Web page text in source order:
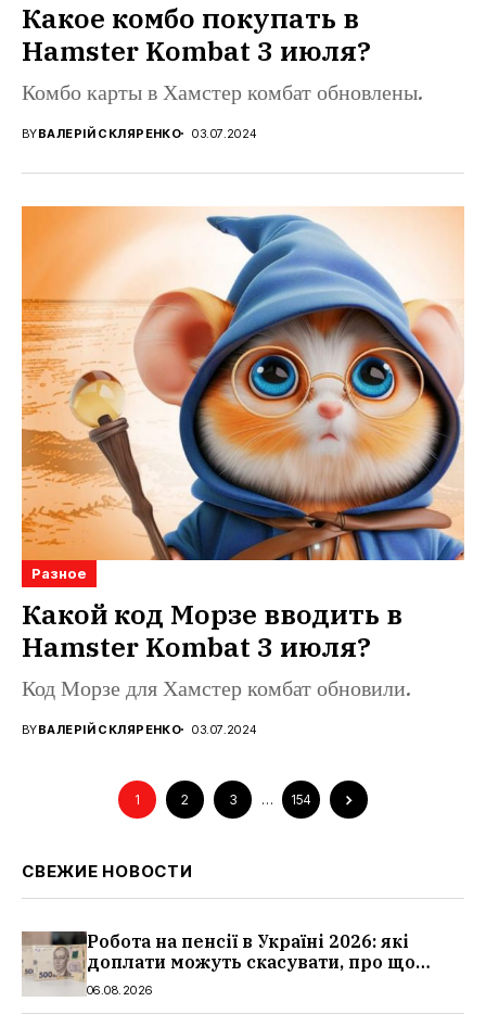
Какое комбо покупать в
Hamster Kombat 3 июля?
Комбо карты в Хамстер комбат обновлены.
BYВАЛЕРІЙ СКЛЯРЕНКО 03.07.2024
Разное
Какой код Морзе вводить в
Hamster Kombat 3 июля?
Код Морзе для Хамстер комбат обновили.
BYВАЛЕРІЙ СКЛЯРЕНКО 03.07.2024
1 2 3 … 154
СВЕЖИЕ НОВОСТИ
Робота на пенсії в Україні 2026: які
доплати можуть скасувати, про що
потрібно повідомити ПФУ
06.08.2026